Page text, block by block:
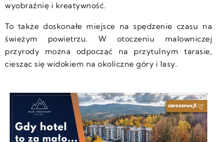
wyobraźnię i kreatywność.
To także doskonałe miejsce na spędzenie czasu na
świeżym powietrzu. W otoczeniu malowniczej
przyrody można odpocząć na przytulnym tarasie,
ciesząc się widokiem na okoliczne góry i lasy.